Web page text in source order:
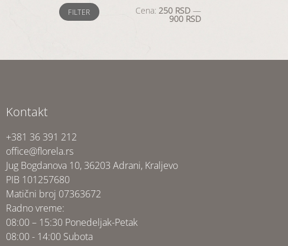
Minimalna
cena
Maksimalna
cenaFILTER Cena: 250 RSD —
900 RSD
Kontakt
+381 36 391 212
office@florela.rs
Jug Bogdanova 10, 36203 Adrani, Kraljevo
PIB 101257680
Matični broj 07363672
Radno vreme:
08:00 – 15:30 Ponedeljak-Petak
08:00 - 14:00 Subota